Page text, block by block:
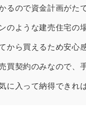
るので資金計画がた
のような建売住宅の
から買えるため安心
買契約のみなので、
に入って納得できれ